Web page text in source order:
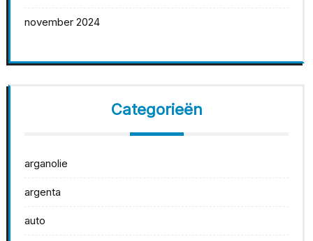
november 2024
Categorieën
arganolie
argenta
auto